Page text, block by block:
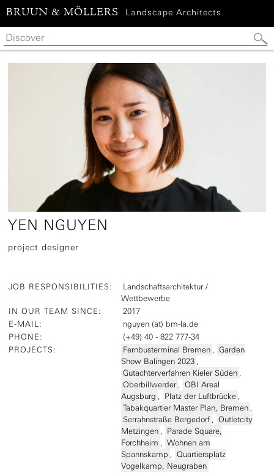
YEN NGUYEN
project designer
JOB RESPONSIBILITIES:
Landschaftsarchitektur /
Wettbewerbe
IN OUR TEAM SINCE:
2017
E-MAIL:
nguyen (at) bm-la.de
PHONE:
(+49) 40 - 822 777-34
PROJECTS: Fernbusterminal Bremen , Garden
Show Balingen 2023 ,
Gutachterverfahren Kieler Süden ,
Oberbillwerder , OBI Areal
Augsburg , Platz der Luftbrücke ,
Tabakquartier Master Plan, Bremen ,
Serrahnstraße Bergedorf , Outletcity
Metzingen , Parade Square,
Forchheim , Wohnen am
Spannskamp , Quartiersplatz
Vogelkamp, Neugraben
BRUUN & MÖLLERS Landscape Architects